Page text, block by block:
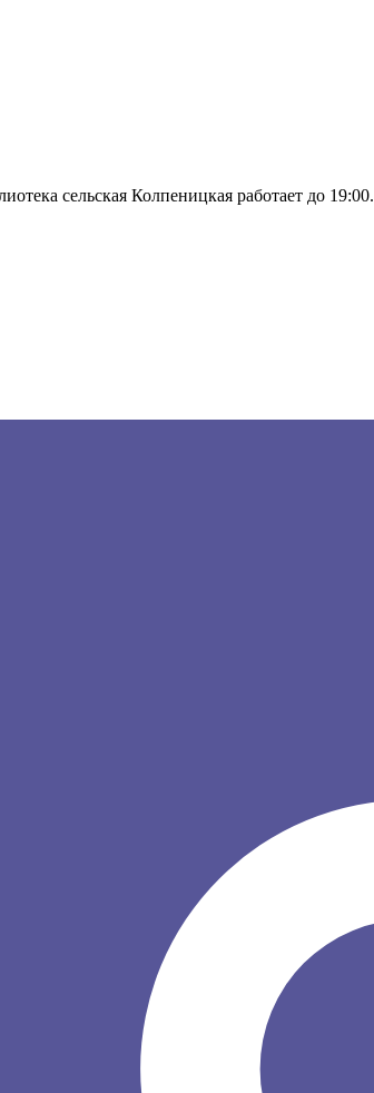
сельская Колпеницкая работает до 19:00.